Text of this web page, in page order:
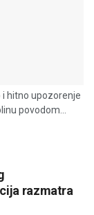
i hitno upozorenje
povodom...
razmatra